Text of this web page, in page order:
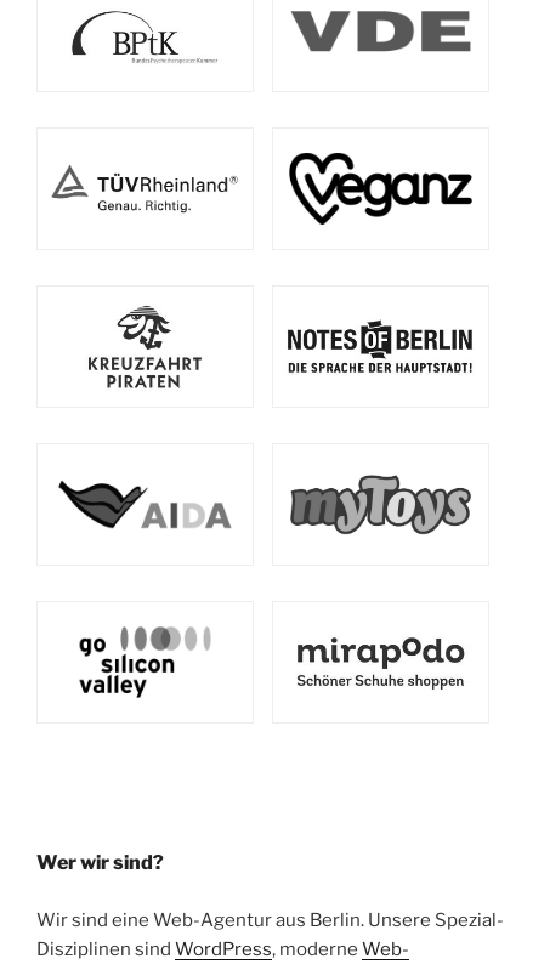
Wer wir sind?
Wir sind eine Web-Agentur aus Berlin. Unsere Spezial-
Disziplinen sind WordPress, moderne Web-